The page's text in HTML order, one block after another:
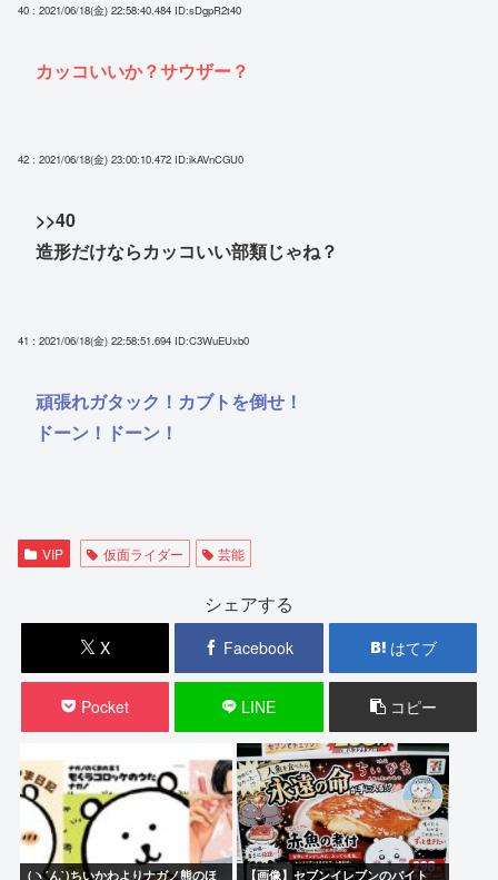
40 : 2021/06/18(金) 22:58:40.484 ID:sDgpR2t40
カッコいいか？サウザー？
42 : 2021/06/18(金) 23:00:10.472 ID:ikAVnCGU0
>>40
造形だけならカッコいい部類じゃね？
41 : 2021/06/18(金) 22:58:51.694 ID:C3WuEUxb0
頑張れガタック！カブトを倒せ！
ドーン！ドーン！
VIP 仮面ライダー 芸能
シェアする
X Facebook はてブ
Pocket LINE コピー
(ヽ´ん`) ちいかわよりナガノ熊のほ
【画像】セブンイレブンのバイト